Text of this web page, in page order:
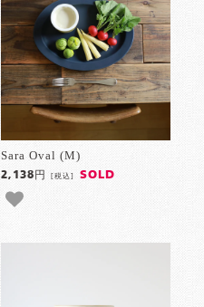
Sara Oval (M)
2,138円 [税込] SOLD